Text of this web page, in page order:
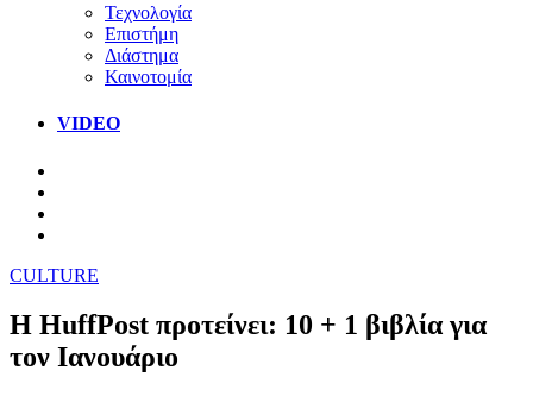
Τεχνολογία
Επιστήμη
Διάστημα
Καινοτομία
VIDEO
CULTURE
Η HuffPost προτείνει: 10 + 1 βιβλία για
τον Ιανουάριο